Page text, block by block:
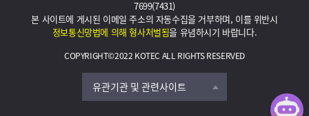
7699(7431)
본 사이트에 게시된 이메일 주소의 자동수집을 거부하며, 이를 위반시
정보통신망법에 의해 형사처벌됨을 유념하시기 바랍니다.
COPYRIGHT©2022 KOTEC ALL RIGHTS RESERVED
관련사이트 검색
TB